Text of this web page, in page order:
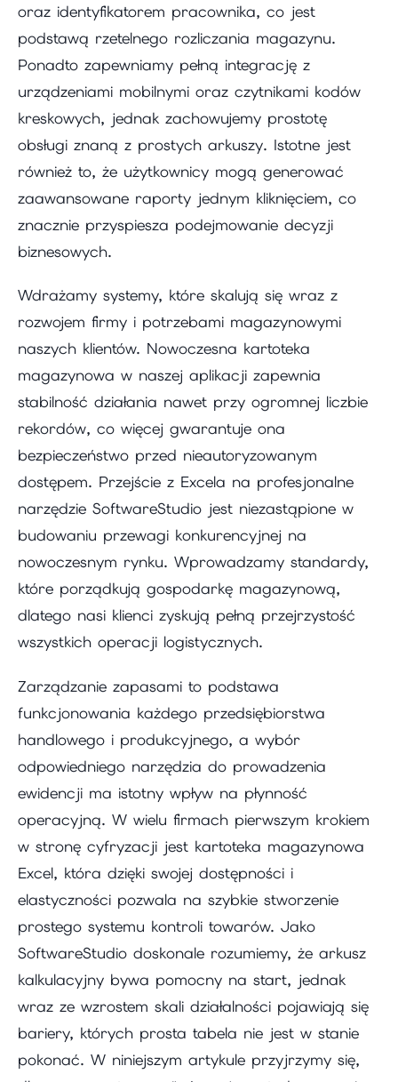
oraz identyfikatorem pracownika, co jest
podstawą rzetelnego rozliczania magazynu.
Ponadto zapewniamy pełną integrację z
urządzeniami mobilnymi oraz czytnikami kodów
kreskowych, jednak zachowujemy prostotę
obsługi znaną z prostych arkuszy. Istotne jest
również to, że użytkownicy mogą generować
zaawansowane raporty jednym kliknięciem, co
znacznie przyspiesza podejmowanie decyzji
biznesowych.
Wdrażamy systemy, które skalują się wraz z
rozwojem firmy i potrzebami magazynowymi
naszych klientów. Nowoczesna kartoteka
magazynowa w naszej aplikacji zapewnia
stabilność działania nawet przy ogromnej liczbie
rekordów, co więcej gwarantuje ona
bezpieczeństwo przed nieautoryzowanym
dostępem. Przejście z Excela na profesjonalne
narzędzie SoftwareStudio jest niezastąpione w
budowaniu przewagi konkurencyjnej na
nowoczesnym rynku. Wprowadzamy standardy,
które porządkują gospodarkę magazynową,
dlatego nasi klienci zyskują pełną przejrzystość
wszystkich operacji logistycznych.
Zarządzanie zapasami to podstawa
funkcjonowania każdego przedsiębiorstwa
handlowego i produkcyjnego, a wybór
odpowiedniego narzędzia do prowadzenia
ewidencji ma istotny wpływ na płynność
operacyjną. W wielu firmach pierwszym krokiem
w stronę cyfryzacji jest kartoteka magazynowa
Excel, która dzięki swojej dostępności i
elastyczności pozwala na szybkie stworzenie
prostego systemu kontroli towarów. Jako
SoftwareStudio doskonale rozumiemy, że arkusz
kalkulacyjny bywa pomocny na start, jednak
wraz ze wzrostem skali działalności pojawiają się
bariery, których prosta tabela nie jest w stanie
pokonać. W niniejszym artykule przyjrzymy się,